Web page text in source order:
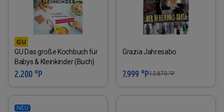
GU Das große Kochbuch für
Babys & Kleinkinder (Buch)
2.200 °P
Grazia Jahresabo
7.999 °P12.870°P
NEU